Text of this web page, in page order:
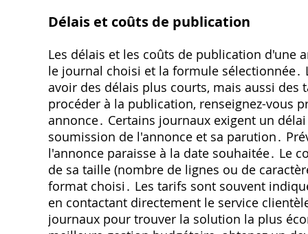
Délais et coûts de publication
Les délais et les coûts de publication d'une
le journal choisi et la formule sélectionnée․
avoir des délais plus courts, mais aussi des
procéder à la publication, renseignez-vous
annonce․ Certains journaux exigent un
soumission de l'annonce et sa parution․
l'annonce paraisse à la date souhaitée․ Le
de sa taille (nombre de lignes ou de
format choisi․ Les tarifs sont souvent
en contactant directement le service
journaux pour trouver la solution la plus